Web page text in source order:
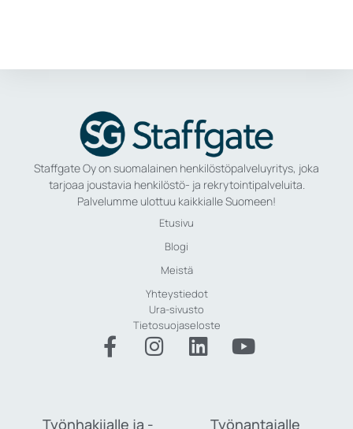
Staffgate Oy on suomalainen henkilöstöpalveluyritys, joka
tarjoaa joustavia henkilöstö- ja rekrytointipalveluita.
Palvelumme ulottuu kaikkialle Suomeen!
Etusivu
Blogi
Meistä
Yhteystiedot
Ura-sivusto
Tietosuojaseloste
Työnhakijalle ja -
Työnantajalle